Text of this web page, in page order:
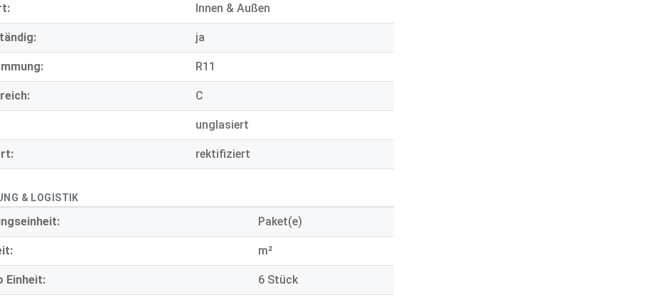
Innen & Außen
ja
R11
C
unglasiert
rektifiziert
& LOGISTIK
Paket(e)
m²
Einheit: 6 Stück